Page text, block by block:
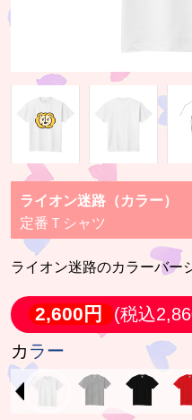
ライオン迷路（カラー）
定番Ｔシャツ
ライオン迷路のカラーバー
2,600円
(税込
カラー